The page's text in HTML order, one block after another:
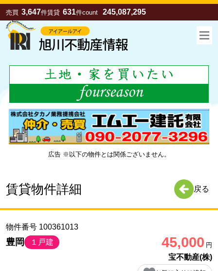
売買 3,647件賃貸 631件count 245,087,295
広告 ※以下の物件とは関係ございません。
賃貸物件詳細 戻る
物件番号 100361013
豊岡 １戸建 45,000 円
宝不動産(株)